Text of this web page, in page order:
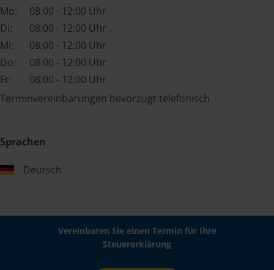
Mo:
08:00 - 12:00 Uhr
Di:
08:00 - 12:00 Uhr
Mi:
08:00 - 12:00 Uhr
Do:
08:00 - 12:00 Uhr
Fr:
08:00 - 12:00 Uhr
Terminvereinbarungen bevorzugt telefonisch.
Sprachen
Deutsch
Vereinbaren Sie einen Termin für Ihre
Steuererklärung